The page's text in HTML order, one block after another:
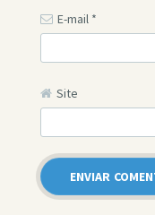
E-mail *
Site